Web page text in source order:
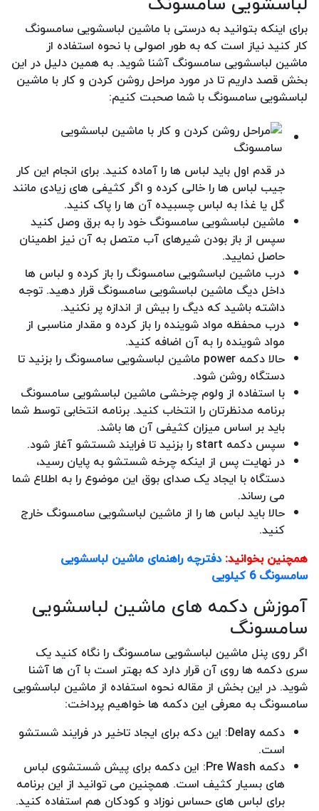
برای اینکه بتوانید به درستی با ماشین لباسشویی سامسونگ
کار کنید نیاز است که به طور اصولی با نحوه استفاده از
ماشین لباسشویی سامسونگ آشنا شوید. به همین دلیل در این
بخش قصد داریم تا در مورد مراحل روشن کردن و کار با ماشین
لباسشویی سامسونگ با شما صحبت کنیم:
در قدم اول باید لباس ها را آماده کنید. برای انجام این کار
جیب لباس ها را خالی کرده و اگر کثیفی های زیادی مانند
گل یا غذا به لباس چسبیده آن ها را پاک کنید.
ماشین لباسشویی سامسونگ خود را به برق وصل کنید
سپس از باز بودن شیرهای آب متصل به آن نیز اطمینان
حاصل نمایید.
درب ماشین لباسشویی سامسونگ را باز کرده و لباس ها
داخل دیگ ماشین لباسشویی سامسونگ قرار دهید. توجه
داشته باشید که دیگ را بیش از اندازه پر نکنید.
درب محفظه مواد شوینده را باز کرده و مقدار مناسبی از
مواد شوینده را به آن اضافه کنید.
حالا دکمه power ماشین لباسشویی سامسونگ را بزنید تا
دستگاه روشن شود.
با استفاده از ولوم چرخشی ماشین لباسشویی سامسونگ
برنامه مدنظرتان را انتخاب کنید. برنامه انتخابی توسط شما
باید بر اساس میزان کثیفی آن ها باشد.
سپس دکمه start را بزنید تا فرایند شستشو آغاز شود.
در نهایت پس از اینکه چرخه شستشو به پایان رسید،
دستگاه با ایجاد یک صدای بوق این موضوع را به اطلاع شما
می رساند.
حالا باید لباس ها را از ماشین لباسشویی سامسونگ خارج
کنید.
همچنین بخوانید: دفترچه راهنمای ماشین لباسشویی
سامسونگ 6 کیلویی
آموزش دکمه های ماشین لباسشویی
سامسونگ
اگر روی پنل ماشین لباسشویی سامسونگ را نگاه کنید یک
سری دکمه ها روی آن قرار دارد که بهتر است با آن ها آشنا
شوید. در این بخش از مقاله نحوه استفاده از ماشین لباسشویی
سامسونگ به معرفی این دکمه ها خواهیم پرداخت:
دکمه Delay: این دکه برای ایجاد تاخیر در فرایند شستشو
است.
دکمه Pre Wash: این دکمه برای پیش شستشوی لباس
های بسیار کثیف است. همچنین می توانید از این برنامه
برای لباس های حساس نوزاد و کودکان هم استفاده کنید.